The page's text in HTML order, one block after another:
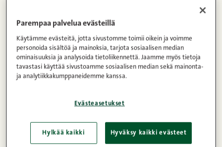
Parempaa palvelua evästeillä
Käytämme evästeitä, jotta sivustomme toimii oikein ja voimme
personoida sisältöä ja mainoksia, tarjota sosiaalisen median
ominaisuuksia ja analysoida tietoliikennettä. Jaamme myös tietoja
tavastasi käyttää sivustoamme sosiaalisen median sekä mainonta-
ja analytiikkakumppaneidemme kanssa.
Evästeasetukset
Hylkää kaikki Hyväksy kaikki evästeet